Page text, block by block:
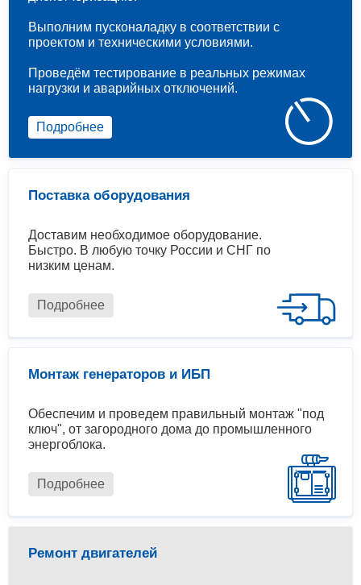
Поставка оборудования
Доставим необходимое оборудование.
Быстро. В любую точку России и СНГ по
низким ценам.
Подробнее
Монтаж генераторов и ИБП
Обеспечим и проведем правильный монтаж "под
ключ", от загородного дома до промышленного
энергоблока.
Подробнее
Выполним пусконаладку в соответствии с
проектом и техническими условиями.
Проведём тестирование в реальных режимах
нагрузки и аварийных отключений.
Подробнее
Ремонт двигателей